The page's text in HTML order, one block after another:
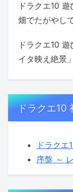
ドラクエ10
畑でたがやし
ドラクエ10
イタ映え絶景
ドラクエ10
ドラクエ
序盤 ～